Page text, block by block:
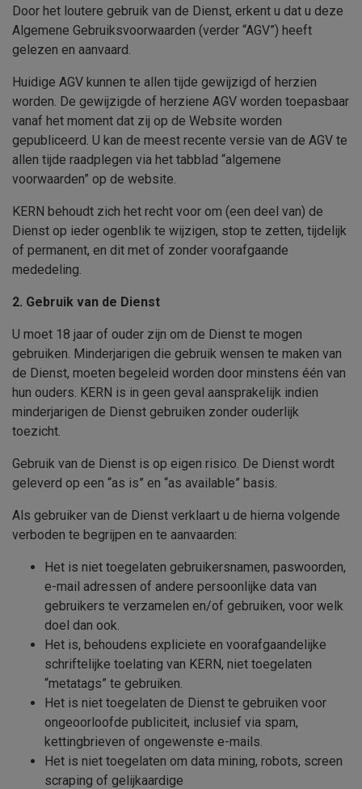
Door het loutere gebruik van de Dienst, erkent u dat u deze
Algemene Gebruiksvoorwaarden (verder “AGV”) heeft
gelezen en aanvaard.
Huidige AGV kunnen te allen tijde gewijzigd of herzien
worden. De gewijzigde of herziene AGV worden toepasbaar
vanaf het moment dat zij op de Website worden
gepubliceerd. U kan de meest recente versie van de AGV te
allen tijde raadplegen via het tabblad “algemene
voorwaarden” op de website.
KERN behoudt zich het recht voor om (een deel van) de
Dienst op ieder ogenblik te wijzigen, stop te zetten, tijdelijk
of permanent, en dit met of zonder voorafgaande
mededeling.
2. Gebruik van de Dienst
U moet 18 jaar of ouder zijn om de Dienst te mogen
gebruiken. Minderjarigen die gebruik wensen te maken van
de Dienst, moeten begeleid worden door minstens één van
hun ouders. KERN is in geen geval aansprakelijk indien
minderjarigen de Dienst gebruiken zonder ouderlijk
toezicht.
Gebruik van de Dienst is op eigen risico. De Dienst wordt
geleverd op een “as is” en “as available” basis.
Als gebruiker van de Dienst verklaart u de hierna volgende
verboden te begrijpen en te aanvaarden:
Het is niet toegelaten gebruikersnamen, paswoorden,
e-mail adressen of andere persoonlijke data van
gebruikers te verzamelen en/of gebruiken, voor welk
doel dan ook.
Het is, behoudens expliciete en voorafgaandelijke
schriftelijke toelating van KERN, niet toegelaten
“metatags” te gebruiken.
Het is niet toegelaten de Dienst te gebruiken voor
ongeoorloofde publiciteit, inclusief via spam,
kettingbrieven of ongewenste e-mails.
Het is niet toegelaten om data mining, robots, screen
scraping of gelijkaardige